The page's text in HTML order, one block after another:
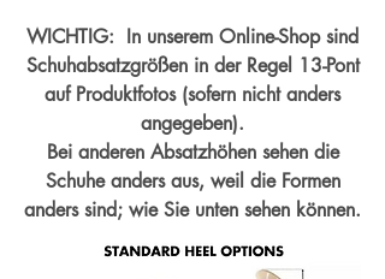
WICHTIG: In unserem Online-Shop sind
Schuhabsatzgrößen in der Regel 13-Pont
auf Produktfotos (sofern nicht anders
angegeben).
Bei anderen Absatzhöhen sehen die
Schuhe anders aus, weil die Formen
anders sind; wie Sie unten sehen können.